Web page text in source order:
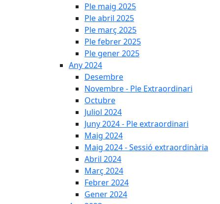
Ple maig 2025
Ple abril 2025
Ple març 2025
Ple febrer 2025
Ple gener 2025
Any 2024
Desembre
Novembre - Ple Extraordinari
Octubre
Juliol 2024
Juny 2024 - Ple extraordinari
Maig 2024
Maig 2024 - Sessió extraordinària
Abril 2024
Març 2024
Febrer 2024
Gener 2024